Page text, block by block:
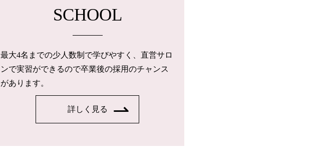
SCHOOL
最大4名までの少人数制で学びやすく、直営サロ
ンで実習ができるので卒業後の採用のチャンス
があります。
詳しく見る